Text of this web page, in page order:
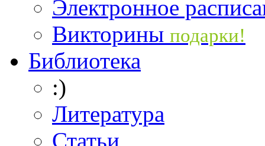
Электронное
Викторины подарки!
Библиотека
:)
Литература
Статьи